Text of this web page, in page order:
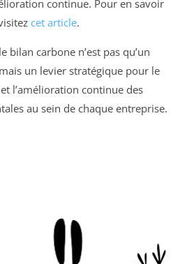
continue. Pour en savoir
cet article.
bilan carbone n’est pas qu’un
un levier stratégique pour le
l’amélioration continue des
au sein de chaque entreprise.